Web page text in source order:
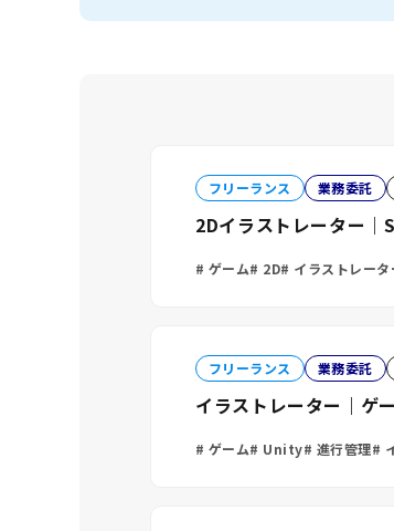
フリーランス 業務委託
2Dイラストレーター
ゲーム 2D イラストレータ
フリーランス 業務委託
イラストレーター｜ゲ
ゲーム Unity 進行管理